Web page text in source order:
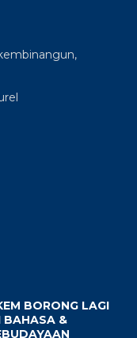
BORONG LAGI
BAHASA &